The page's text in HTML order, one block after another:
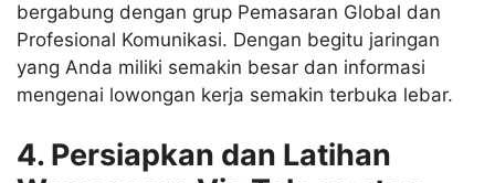
bergabung dengan grup Pemasaran Global dan
Profesional Komunikasi. Dengan begitu jaringan
yang Anda miliki semakin besar dan informasi
mengenai lowongan kerja semakin terbuka lebar.
4. Persiapkan dan Latihan